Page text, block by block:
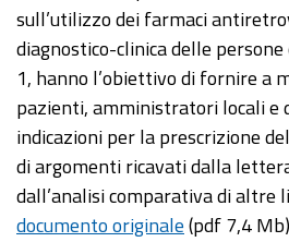
sull’utilizzo dei farmaci
diagnostico-clinica delle
1, hanno l’obiettivo di fornire a
pazienti, amministratori locali e
indicazioni per la prescrizione
di argomenti ricavati dalla
dall’analisi comparativa di altre
documento originale(pdf 7,4